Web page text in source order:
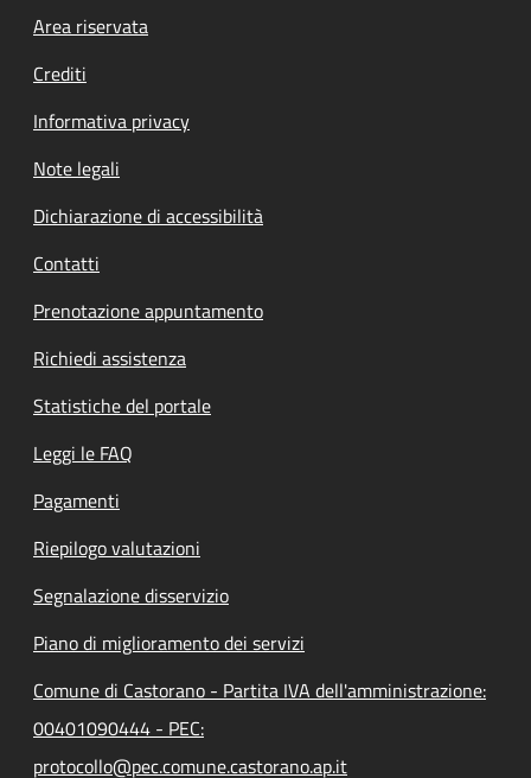
Footer menu
Area riservata
Crediti
Informativa privacy
Note legali
Dichiarazione di accessibilità
Contatti
Prenotazione appuntamento
Richiedi assistenza
Statistiche del portale
Leggi le FAQ
Pagamenti
Riepilogo valutazioni
Segnalazione disservizio
Piano di miglioramento dei servizi
Comune di Castorano - Partita IVA dell'amministrazione:
00401090444 - PEC:
protocollo@pec.comune.castorano.ap.it